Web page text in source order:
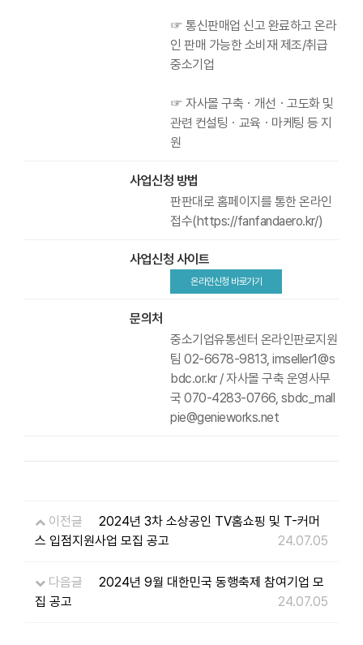
☞ 통신판매업 신고 완료하고 온라
인 판매 가능한 소비재 제조/취급
중소기업
☞ 자사몰 구축ㆍ개선ㆍ고도화 및
관련 컨설팅ㆍ교육ㆍ마케팅 등 지
원
사업신청 방법
판판대로 홈페이지를 통한 온라인
접수(https://fanfandaero.kr/)
사업신청 사이트
온라인신청 바로가기
문의처
중소기업유통센터 온라인판로지원
팀 02-6678-9813, imseller1@s
bdc.or.kr / 자사몰 구축 운영사무
국 070-4283-0766, sbdc_mall
pie@genieworks.net
이전글
2024년 3차 소상공인 TV홈쇼핑 및 T-커머
스 입점지원사업 모집 공고
24.07.05
다음글
2024년 9월 대한민국 동행축제 참여기업 모
집 공고
24.07.05